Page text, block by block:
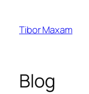
springen
Tibor Maxam
Blog